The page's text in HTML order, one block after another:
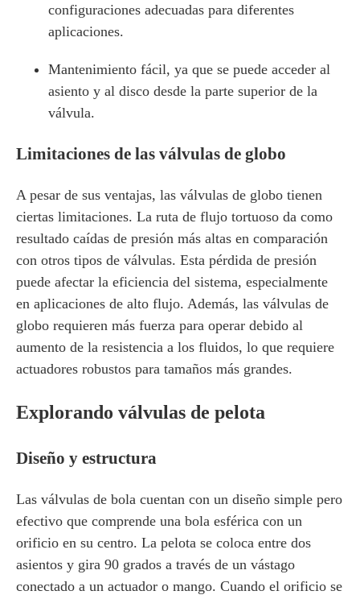
configuraciones adecuadas para diferentes
aplicaciones.
Mantenimiento fácil, ya que se puede acceder al
asiento y al disco desde la parte superior de la
válvula.
Limitaciones de las válvulas de globo
A pesar de sus ventajas, las válvulas de globo tienen
ciertas limitaciones. La ruta de flujo tortuoso da como
resultado caídas de presión más altas en comparación
con otros tipos de válvulas. Esta pérdida de presión
puede afectar la eficiencia del sistema, especialmente
en aplicaciones de alto flujo. Además, las válvulas de
globo requieren más fuerza para operar debido al
aumento de la resistencia a los fluidos, lo que requiere
actuadores robustos para tamaños más grandes.
Explorando válvulas de pelota
Diseño y estructura
Las válvulas de bola cuentan con un diseño simple pero
efectivo que comprende una bola esférica con un
orificio en su centro. La pelota se coloca entre dos
asientos y gira 90 grados a través de un vástago
conectado a un actuador o mango. Cuando el orificio se